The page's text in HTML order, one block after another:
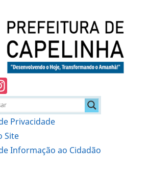
Privacidade
Site
Informação ao Cidadão